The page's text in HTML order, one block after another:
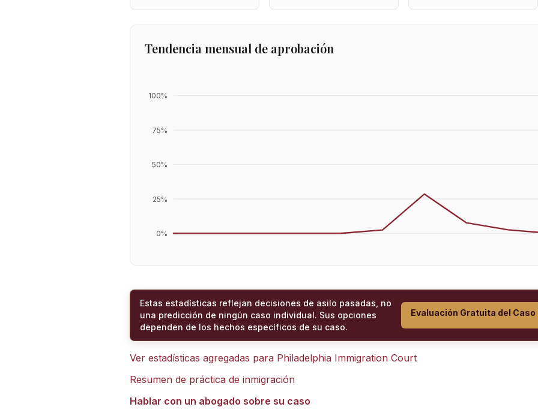
Tendencia mensual de aprobación
0%
25%
50%
75%
100%
Estas estadísticas reflejan decisiones de asilo pasadas, no
una predicción de ningún caso individual. Sus opciones
dependen de los hechos específicos de su caso.
Evaluación Gratuita del Caso
Ver estadísticas agregadas para Philadelphia Immigration Court
Resumen de práctica de inmigración
Hablar con un abogado sobre su caso